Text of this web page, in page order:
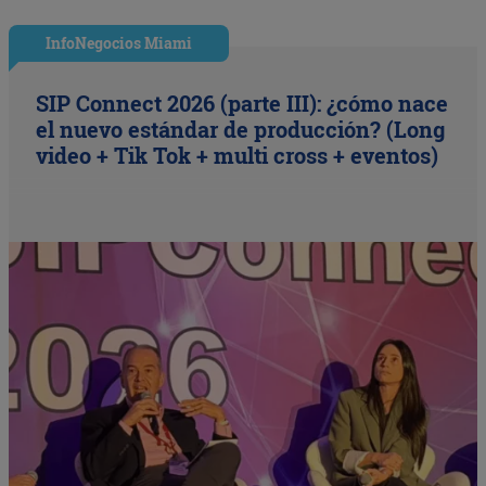
InfoNegocios Miami
SIP Connect 2026 (parte III): ¿cómo nace
el nuevo estándar de producción? (Long
video + Tik Tok + multi cross + eventos)